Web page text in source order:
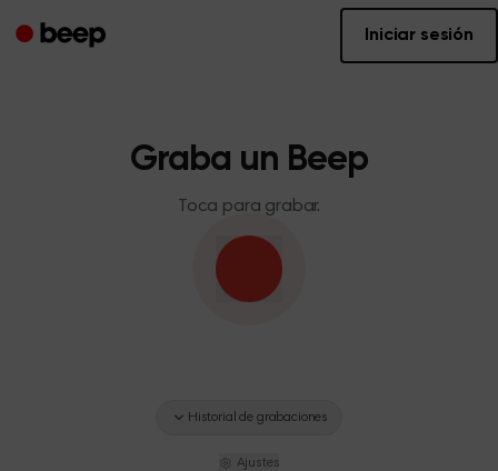
Iniciar sesión
Graba un Beep
Toca para grabar.
Historial de grabaciones
Ajustes